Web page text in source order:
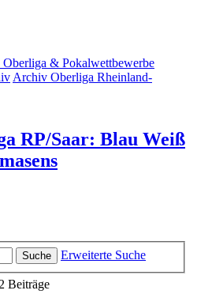
& Pokalwettbewerbe
Archiv Oberliga Rheinland-
RP/Saar: Blau Weiß
Suche Erweiterte Suche
Beiträge